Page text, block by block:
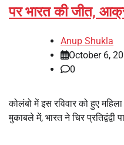
पर भारत की जीत,
Anup Shukla
October 6,
0
कोलंबो में इस रविवार को हुए
मुकाबले में, भारत ने चिर